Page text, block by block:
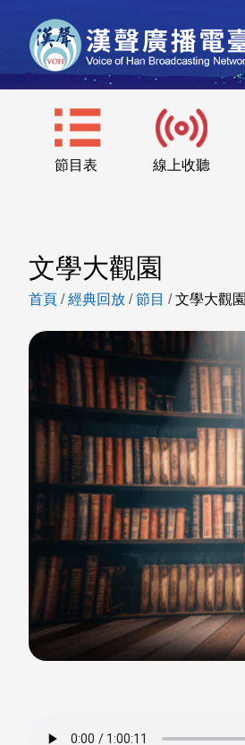
節目表 線上收聽
文學大觀園
首頁 /經典回放 /節目 /文學大觀園